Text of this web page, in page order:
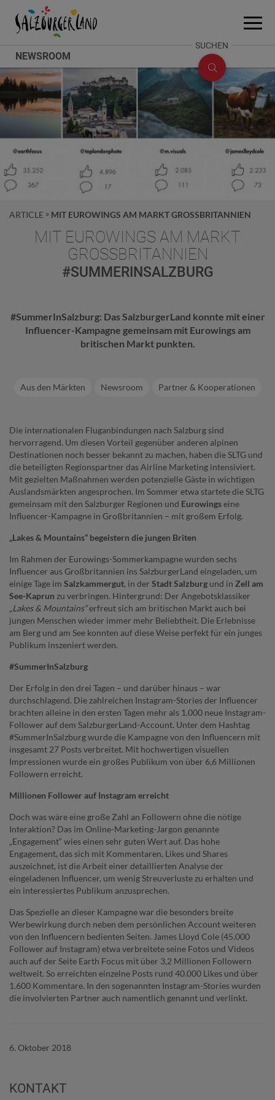
Zum InhaltAccesskey
[0]
Zum SeitenanfangAccesskey
[1]
Zum Fuß-BereichAccesskey
[2]
NEWSROOM
Menü
SUCHEN
SUCHE
ÖFFNEN
ARTICLE MIT EUROWINGS AM MARKT GROSSBRITANNIEN
MIT EUROWINGS AM MARKT
GROSSBRITANNIEN
#SUMMERINSALZBURG
#SummerInSalzburg: Das SalzburgerLand konnte mit einer
Influencer-Kampagne gemeinsam mit Eurowings am
britischen Markt punkten.
Aus den Märkten Newsroom Partner & Kooperationen
Die internationalen Fluganbindungen nach Salzburg sind
hervorragend. Um diesen Vorteil gegenüber anderen alpinen
Destinationen noch besser bekannt zu machen, haben die SLTG und
die beteiligten Regionspartner das Airline Marketing intensiviert.
Mit gezielten Maßnahmen werden potenzielle Gäste in wichtigen
Auslandsmärkten angesprochen. Im Sommer etwa startete die SLTG
gemeinsam mit den Salzburger Regionen und Eurowingseine
Influencer-Kampagne in Großbritannien – mit großem Erfolg.
„Lakes & Mountains“ begeistern die jungen Briten
Im Rahmen der Eurowings-Sommerkampagne wurden sechs
Influencer aus Großbritannien ins SalzburgerLand eingeladen, um
einige Tage im Salzkammergut, in der Stadt Salzburg und in Zell am
See-Kaprun zu verbringen. Hintergrund: Der Angebotsklassiker
„Lakes & Mountains“erfreut sich am britischen Markt auch bei
jungen Menschen wieder immer mehr Beliebtheit. Die Erlebnisse
am Berg und am See konnten auf diese Weise perfekt für ein junges
Publikum inszeniert werden.
#SummerInSalzburg
Der Erfolg in den drei Tagen – und darüber hinaus – war
durchschlagend. Die zahlreichen Instagram-Stories der Influencer
brachten alleine in den ersten Tagen mehr als 1.000 neue Instagram-
Follower auf dem SalzburgerLand-Account. Unter dem Hashtag
#SummerInSalzburg wurde die Kampagne von den Influencern mit
insgesamt 27 Posts verbreitet. Mit hochwertigen visuellen
Impressionen wurde ein großes Publikum von über 6,6 Millionen
Followern erreicht.
Millionen Follower auf Instagram erreicht
Doch was wäre eine große Zahl an Followern ohne die nötige
Interaktion? Das im Online-Marketing-Jargon genannte
„Engagement“ wies einen sehr guten Wert auf. Das hohe
Engagement, das sich mit Kommentaren, Likes und Shares
auszeichnet, ist die Arbeit einer detaillierten Analyse der
eingeladenen Influencer, um wenig Streuverluste zu erhalten und
ein interessiertes Publikum anzusprechen.
Das Spezielle an dieser Kampagne war die besonders breite
Werbewirkung durch neben dem persönlichen Account weiteren
von den Influencern bedienten Seiten. James Lloyd Cole (45.000
Follower auf Instagram) etwa verbreitete seine Fotos und Videos
auch auf der Seite Earth Focus mit über 3,2 Millionen Followern
weltweit. So erreichten einzelne Posts rund 40.000 Likes und über
1.600 Kommentare. In den sogenannten Instagram-Stories wurden
die involvierten Partner auch namentlich genannt und verlinkt.
6. Oktober 2018
KONTAKT